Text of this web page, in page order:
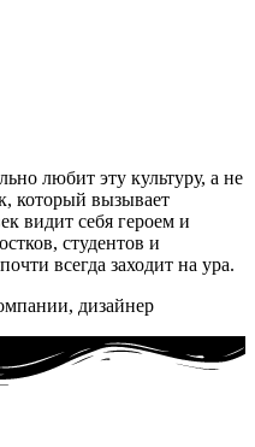
любит эту культуру, а не
который вызывает
видит себя героем и
студентов и
всегда заходит на ура.
дизайнер